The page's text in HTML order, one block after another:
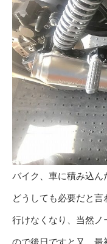
バイク、車に積み込
どうしても必要だと
行けなくなり、当然ノ
ので後日ですと又、最